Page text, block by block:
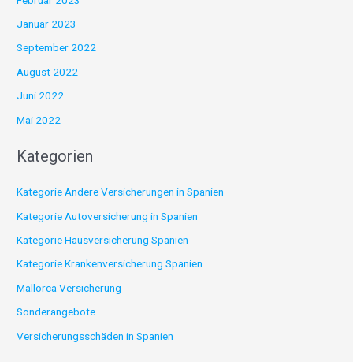
Januar 2023
September 2022
August 2022
Juni 2022
Mai 2022
Kategorien
Kategorie Andere Versicherungen in Spanien
Kategorie Autoversicherung in Spanien
Kategorie Hausversicherung Spanien
Kategorie Krankenversicherung Spanien
Mallorca Versicherung
Sonderangebote
Versicherungsschäden in Spanien